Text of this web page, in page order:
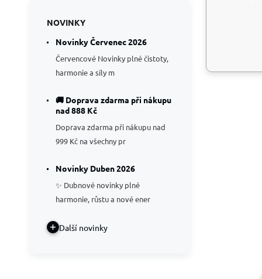
NOVINKY
Novinky Červenec 2026
Červencové Novinky plné čistoty,
harmonie a síly m
🚚 Doprava zdarma při nákupu
nad 888 Kč
Doprava zdarma při nákupu nad
999 Kč na všechny pr
Novinky Duben 2026
✨ Dubnové novinky plné
harmonie, růstu a nové ener
Další novinky